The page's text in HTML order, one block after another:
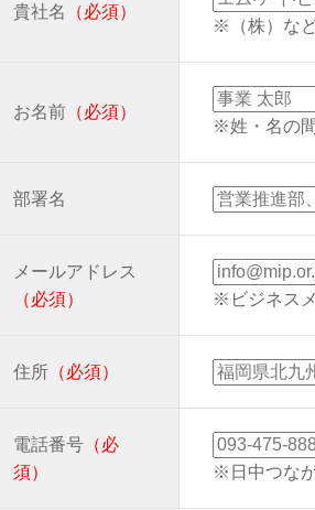
貴社名 （必須）
※（株）な
お名前 （必須）
※姓・名の
部署名
メールアドレス
（必須）
※ビジネス
住所 （必須）
電話番号 （必
須）
※日中つな